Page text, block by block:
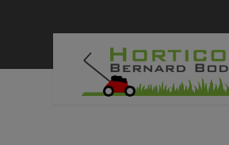
Accueil/ STIHL Accessoires